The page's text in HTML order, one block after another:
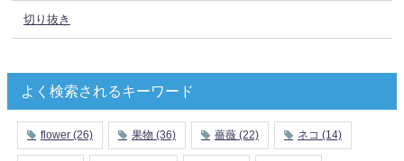
切り抜き
よく検索されるキーワード
flower (26) 果物 (36) 薔薇 (22) ネコ (14)